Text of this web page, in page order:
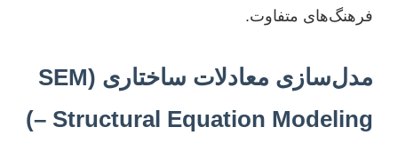
فرهنگ‌های متفاوت.
مدل‌سازی معادلات ساختاری (SEM
– Structural Equation Modeling)